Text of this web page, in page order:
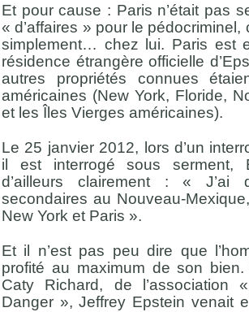
Et pour cause : Paris n’était pas
« d’affaires » pour le pédocriminel,
simplement… chez lui. Paris est
résidence étrangère officielle
autres propriétés connues
américaines (New York, Floride,
et les Îles Vierges américaines).
Le 25 janvier 2012, lors d’un
il est interrogé sous serment,
d’ailleurs clairement : « J’ai
secondaires au Nouveau-
New York et Paris ».
Et il n’est pas peu dire que
profité au maximum de son bien.
Caty Richard, de l’association
Danger », Jeffrey Epstein venait